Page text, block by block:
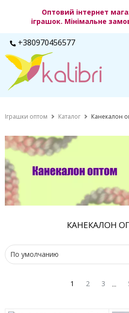
Оптовий інтернет
іграшок. Мінімальне
+380970456577
Іграшки оптом Каталог Канекалон
КАНЕКАЛОН
1 2 3 ...